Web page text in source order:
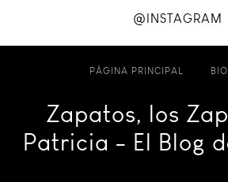
@INSTAGRAM
PÁGINA PRINCIPAL
Zapatos, los
Patricia - El Blog